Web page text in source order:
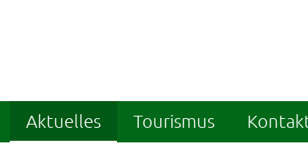
Aktuelles Tourismus